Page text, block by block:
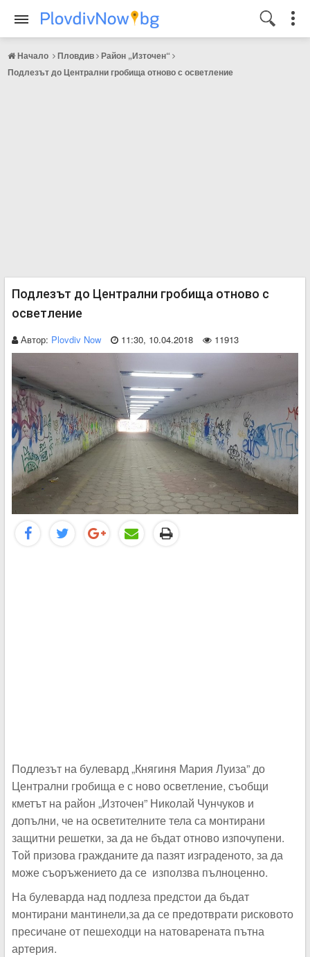
Начало Пловдив Район „Източен“
Подлезът до Централни гробища отново с осветление
Подлезът до Централни гробища отново с
осветление
Автор: Plovdiv Now 11:30, 10.04.2018 11913
Подлезът на булевард „Княгиня Мария Луиза” до
Централни гробища е с ново осветление, съобщи
кметът на район „Източен” Николай Чунчуков и
допълни, че на осветителните тела са монтирани
защитни решетки, за да не бъдат отново изпочупени.
Той призова гражданите да пазят изграденото, за да
може съоръжението да се използва пълноценно.
На булеварда над подлеза предстои да бъдат
монтирани мантинели,за да се предотврати рисковото
пресичане от пешеходци на натоварената пътна
артерия.